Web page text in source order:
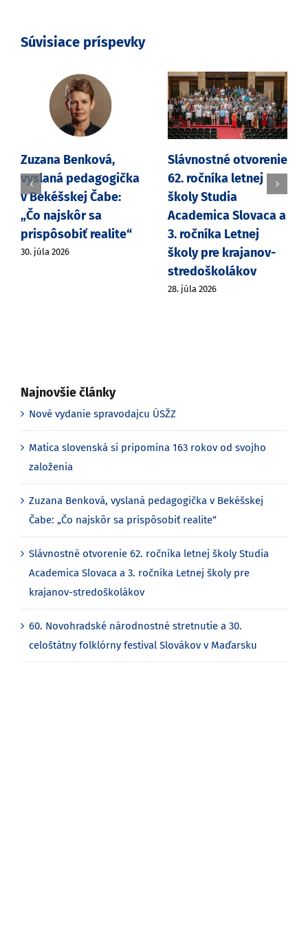
Súvisiace príspevky
Zuzana Benková,
vyslaná pedagogička
v Bekéšskej Čabe:
„Čo najskôr sa
prispôsobiť realite“
30. júla 2026
Slávnostné otvorenie
62. ročníka letnej
školy Studia
Academica Slovaca a
3. ročníka Letnej
školy pre krajanov-
stredoškolákov
28. júla 2026
Najnovšie články
Nové vydanie spravodajcu ÚSŽZ
Matica slovenská si pripomína 163 rokov od svojho
založenia
Zuzana Benková, vyslaná pedagogička v Bekéšskej
Čabe: „Čo najskôr sa prispôsobiť realite“
Slávnostné otvorenie 62. ročníka letnej školy Studia
Academica Slovaca a 3. ročníka Letnej školy pre
krajanov-stredoškolákov
60. Novohradské národnostné stretnutie a 30.
celoštátny folklórny festival Slovákov v Maďarsku